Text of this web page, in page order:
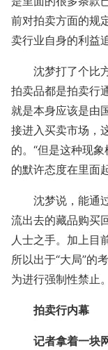
前对拍卖方面的规
卖行业自身的利益
沈梦打了个比
拍卖品都是拍卖行
就是本身应该是由
接进入买卖市场，
的。“但是这种现
的默许态度在里面
沈梦说，能通
流出去的藏品购买
人士之手。加上目
所以出于“大局”的
为进行强制性禁止。
拍卖行内幕
记者拿着一